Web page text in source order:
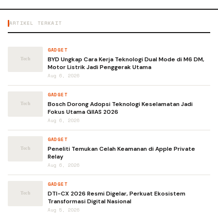
ARTIKEL TERKAIT
GADGET
BYD Ungkap Cara Kerja Teknologi Dual Mode di M6 DM,
Motor Listrik Jadi Penggerak Utama
Aug 6, 2026
GADGET
Bosch Dorong Adopsi Teknologi Keselamatan Jadi
Fokus Utama GIIAS 2026
Aug 6, 2026
GADGET
Peneliti Temukan Celah Keamanan di Apple Private
Relay
Aug 6, 2026
GADGET
DTI-CX 2026 Resmi Digelar, Perkuat Ekosistem
Transformasi Digital Nasional
Aug 5, 2026